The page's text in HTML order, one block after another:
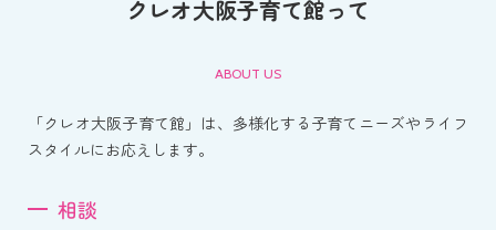
クレオ大阪子育て館って
ABOUT US
「クレオ大阪子育て館」は、多様化する子育てニーズやライフ
スタイルにお応えします。
相談